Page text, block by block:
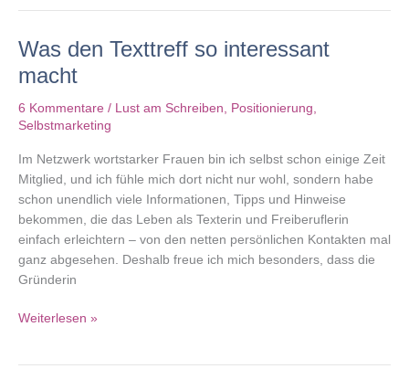
der
GmbH
Was den Texttreff so interessant
macht
6 Kommentare / Lust am Schreiben, Positionierung,
Selbstmarketing
Im Netzwerk wortstarker Frauen bin ich selbst schon einige Zeit
Mitglied, und ich fühle mich dort nicht nur wohl, sondern habe
schon unendlich viele Informationen, Tipps und Hinweise
bekommen, die das Leben als Texterin und Freiberuflerin
einfach erleichtern – von den netten persönlichen Kontakten mal
ganz abgesehen. Deshalb freue ich mich besonders, dass die
Gründerin
Was
Weiterlesen »